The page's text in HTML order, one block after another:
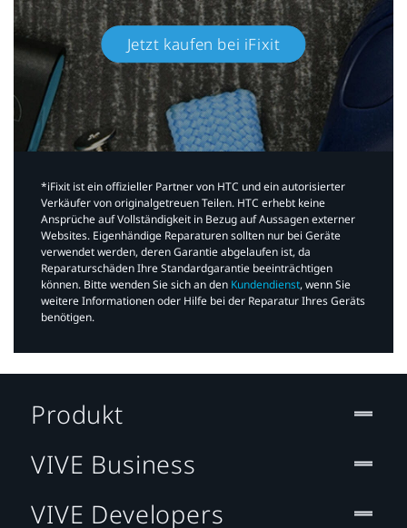
Jetzt kaufen bei iFixit​
*iFixit ist ein offizieller Partner von HTC und ein autorisierter
Verkäufer von originalgetreuen Teilen. HTC erhebt keine
Ansprüche auf Vollständigkeit in Bezug auf Aussagen externer
Websites. Eigenhändige Reparaturen sollten nur bei Geräte
verwendet werden, deren Garantie abgelaufen ist, da
Reparaturschäden Ihre Standardgarantie beeinträchtigen
können. Bitte wenden Sie sich an den Kundendienst, wenn Sie
weitere Informationen oder Hilfe bei der Reparatur Ihres Geräts
benötigen.​
Produkt
VIVE Business
VIVE Developers